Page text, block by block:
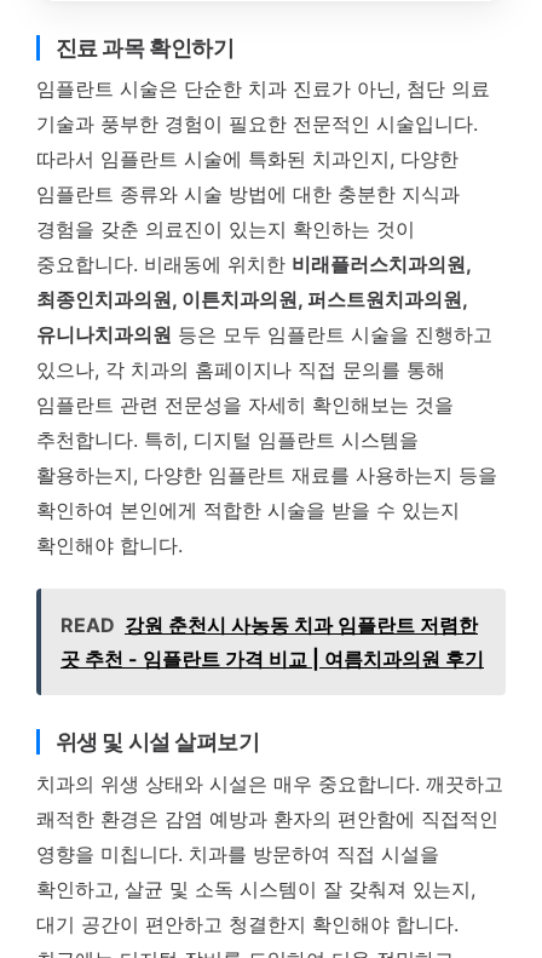
진료 과목 확인하기
임플란트 시술은 단순한 치과 진료가 아닌, 첨단 의료
기술과 풍부한 경험이 필요한 전문적인 시술입니다.
따라서 임플란트 시술에 특화된 치과인지, 다양한
임플란트 종류와 시술 방법에 대한 충분한 지식과
경험을 갖춘 의료진이 있는지 확인하는 것이
중요합니다. 비래동에 위치한 비래플러스치과의원,
최종인치과의원, 이튼치과의원, 퍼스트원치과의원,
유니나치과의원 등은 모두 임플란트 시술을 진행하고
있으나, 각 치과의 홈페이지나 직접 문의를 통해
임플란트 관련 전문성을 자세히 확인해보는 것을
추천합니다. 특히, 디지털 임플란트 시스템을
활용하는지, 다양한 임플란트 재료를 사용하는지 등을
확인하여 본인에게 적합한 시술을 받을 수 있는지
확인해야 합니다.
READ 강원 춘천시 사농동 치과 임플란트 저렴한
곳 추천 - 임플란트 가격 비교 | 여름치과의원 후기
위생 및 시설 살펴보기
치과의 위생 상태와 시설은 매우 중요합니다. 깨끗하고
쾌적한 환경은 감염 예방과 환자의 편안함에 직접적인
영향을 미칩니다. 치과를 방문하여 직접 시설을
확인하고, 살균 및 소독 시스템이 잘 갖춰져 있는지,
대기 공간이 편안하고 청결한지 확인해야 합니다.